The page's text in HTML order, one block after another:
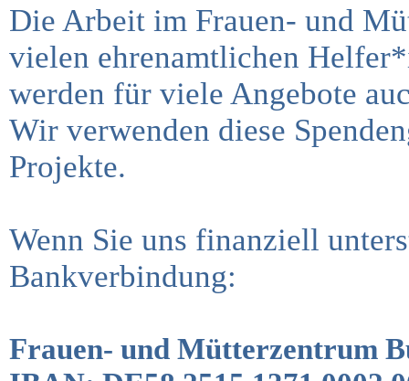
Die Arbeit im Frauen- und
vielen ehrenamtlichen
werden für viele Angebote
Wir verwenden diese
Projekte.
Wenn Sie uns finanziell
Bankverbindung:
Frauen- und Mütterzentrum